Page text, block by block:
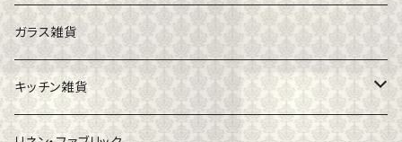
カゴ・バスケット
小物入れ
ガラス雑貨
キッチン雑貨